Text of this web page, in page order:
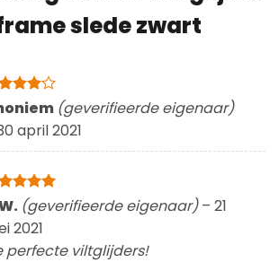
slede zwart
(geverifieerde eigenaar)
april 2021
5(geverifieerde eigenaar) – 21
2021
perfecte viltglijders!